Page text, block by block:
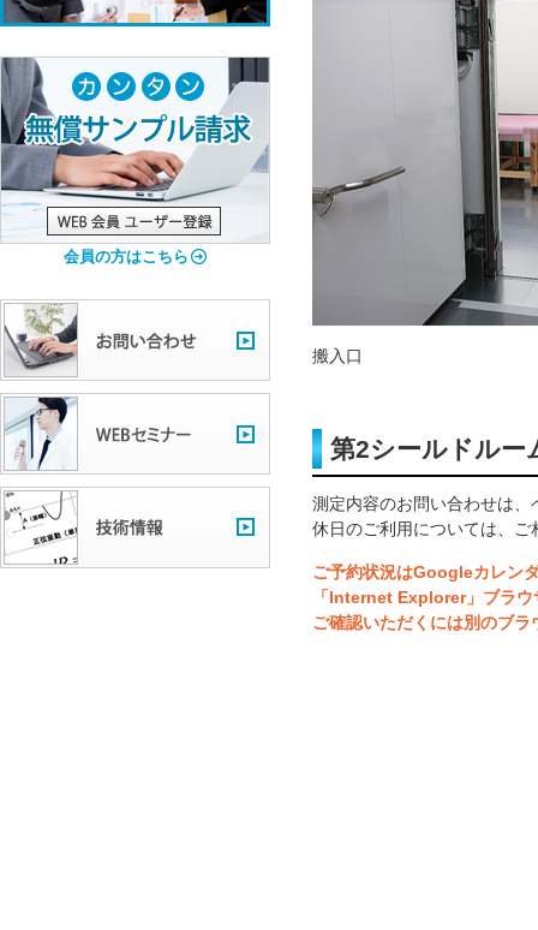
搬入口
第2シールドルー
測定内容のお問い合わせは
休日のご利用については、ご
ご予約状況はGoogleカレン
「Internet Explorer」ブラ
ご確認いただくには別のブ
会員の方はこちら